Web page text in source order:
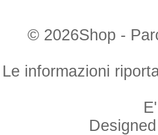
© 2026Shop -
Le informazioni